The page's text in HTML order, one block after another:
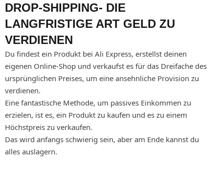
DROP-SHIPPING- DIE
LANGFRISTIGE ART GELD ZU
VERDIENEN
Du findest ein Produkt bei Ali Express, erstellst deinen
eigenen Online-Shop und verkaufst es für das Dreifache des
ursprünglichen Preises, um eine ansehnliche Provision zu
verdienen.
Eine fantastische Methode, um passives Einkommen zu
erzielen, ist es, ein Produkt zu kaufen und es zu einem
Höchstpreis zu verkaufen.
Das wird anfangs schwierig sein, aber am Ende kannst du
alles auslagern.